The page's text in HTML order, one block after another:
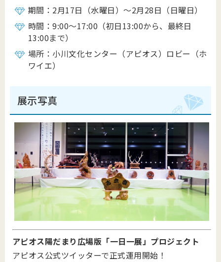
期間：2月17日（水曜日）～2月28日（日曜日）
時間：9:00～17:00（初日13:00から、最終日
13:00まで）
場所：小川文化センター（アピオス）ロビー（ホ
ワイエ）
展示写真
アピオス陽だまり広場版「一日一展」プロジェクト
アピオス公式ツイッターで正式運用開始！